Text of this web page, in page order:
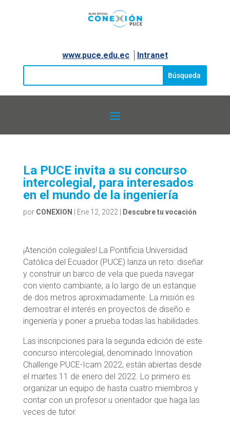
www.puce.edu.ec│ Intranet
La PUCE invita a su concurso
intercolegial, para interesados
en el mundo de la ingeniería
por CONEXION Ene 12, 2022| Descubre tu vocación
¡Atención colegiales! La Pontificia Universidad
Católica del Ecuador (PUCE) lanza un reto: diseñar
y construir un barco de vela que pueda navegar
con viento cambiante, a lo largo de un estanque
de dos metros aproximadamente. La misión es
demostrar el interés en proyectos de diseño e
ingeniería y poner a prueba todas las habilidades.
Las inscripciones para la segunda edición de este
concurso intercolegial, denominado Innovation
Challenge PUCE-Icam 2022, están abiertas desde
el martes 11 de enero del 2022. Lo primero es
organizar un equipo de hasta cuatro miembros y
contar con un profesor u orientador que haga las
veces de tutor.